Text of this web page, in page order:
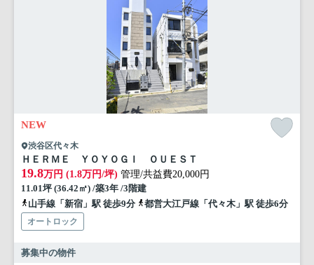
NEW
渋谷区代々木
ＨＥＲＭＥ ＹＯＹＯＧＩ ＯＵＥＳＴ
19.8万円 (1.8万円/坪) 管理/共益費20,000円
11.01坪 (36.42㎡) /築3年 /3階建
山手線「新宿」駅 徒歩9分
都営大江戸線「代々木」駅 徒歩6分
オートロック
募集中の物件